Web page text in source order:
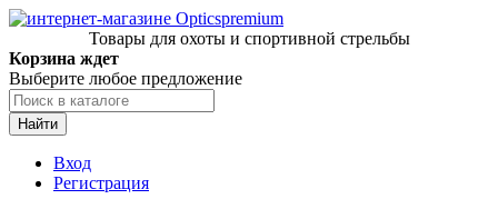
Товары для охоты и спортивной стрельбы
Корзина ждет
Выберите любое предложение
Найти
Вход
Регистрация